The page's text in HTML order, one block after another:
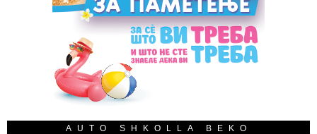
AUTO SHKOLLA BEKO